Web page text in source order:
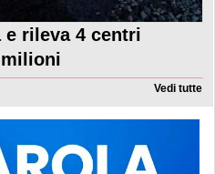
e rileva 4 centri
Vedi tutte